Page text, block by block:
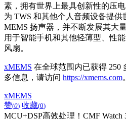
素，拥有世界上最具创新性的压
为 TWS 和其他个人音频设备提
MEMS 扬声器，并不断发展其大
用于智能手机和其他轻薄型、性
风扇。
xMEMS 在全球范围内已获得 250
多信息，请访问 https://xmems.com。
xMEMS
赞(0) 收藏(0)
MCU+DSP高效处理！CMF Watch